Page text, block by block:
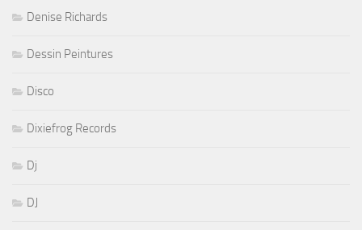
Denise Richards
Dessin Peintures
Disco
Dixiefrog Records
Dj
DJ